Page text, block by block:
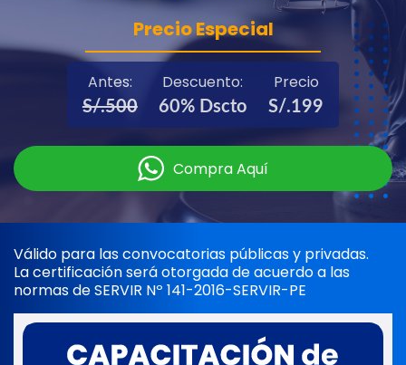
Precio Especial
Antes:
S/.500
Descuento:
60% Dscto
Precio
S/.199
Compra Aquí
Válido para las convocatorias públicas y privadas.
La certificación será otorgada de acuerdo a las
normas de SERVIR Nº 141-2016-SERVIR-PE